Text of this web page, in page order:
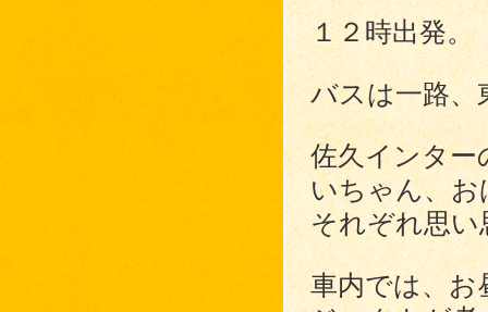
１２時出発。
バスは一路、
佐久インター
いちゃん、
それぞれ思い
車内では、お